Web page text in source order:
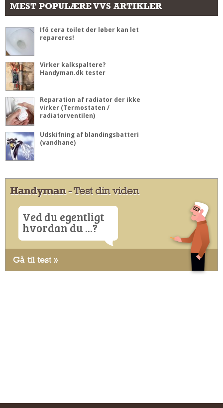
MEST POPULÆRE VVS ARTIKLER
Ifö cera toilet der løber kan let
repareres!
Virker kalkspaltere?
Handyman.dk tester
Reparation af radiator der ikke
virker (Termostaten /
radiatorventilen)
Udskifning af blandingsbatteri
(vandhane)
Handyman- Test din viden
Ved du egentligt
hvordan du ...?
Gå til test »